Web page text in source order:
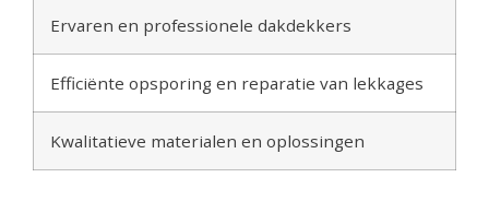
Ervaren en professionele dakdekkers
Efficiënte opsporing en reparatie van lekkages
Kwalitatieve materialen en oplossingen